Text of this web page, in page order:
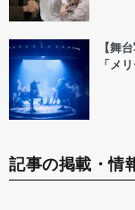
【舞
「メ
記事の掲載・情